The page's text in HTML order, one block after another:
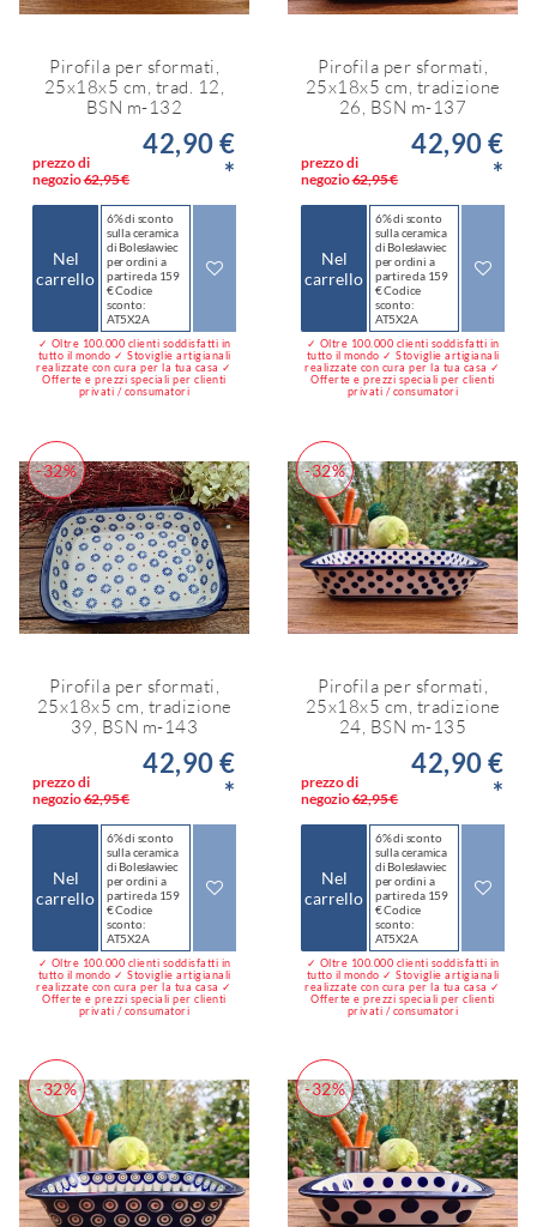
Pirofila per sformati,
25x18x5 cm, trad. 12,
BSN m-132
prezzo di
negozio62,95 €
42,90 €
*
Nel
carrello
6% di sconto
sulla ceramica
di Bolesławiec
per ordini a
partire da 159
€ Codice
sconto:
AT5X2A
✓ Oltre 100.000 clienti soddisfatti in
tutto il mondo ✓ Stoviglie artigianali
realizzate con cura per la tua casa ✓
Offerte e prezzi speciali per clienti
privati / consumatori
Pirofila per sformati,
25x18x5 cm, tradizione
26, BSN m-137
prezzo di
negozio62,95 €
42,90 €
*
Nel
carrello
6% di sconto
sulla ceramica
di Bolesławiec
per ordini a
partire da 159
€ Codice
sconto:
AT5X2A
✓ Oltre 100.000 clienti soddisfatti in
tutto il mondo ✓ Stoviglie artigianali
realizzate con cura per la tua casa ✓
Offerte e prezzi speciali per clienti
privati / consumatori
-32%
Pirofila per sformati,
25x18x5 cm, tradizione
39, BSN m-143
prezzo di
negozio62,95 €
42,90 €
*
Nel
carrello
6% di sconto
sulla ceramica
di Bolesławiec
per ordini a
partire da 159
€ Codice
sconto:
AT5X2A
✓ Oltre 100.000 clienti soddisfatti in
tutto il mondo ✓ Stoviglie artigianali
realizzate con cura per la tua casa ✓
Offerte e prezzi speciali per clienti
privati / consumatori
-32%
Pirofila per sformati,
25x18x5 cm, tradizione
24, BSN m-135
prezzo di
negozio62,95 €
42,90 €
*
Nel
carrello
6% di sconto
sulla ceramica
di Bolesławiec
per ordini a
partire da 159
€ Codice
sconto:
AT5X2A
✓ Oltre 100.000 clienti soddisfatti in
tutto il mondo ✓ Stoviglie artigianali
realizzate con cura per la tua casa ✓
Offerte e prezzi speciali per clienti
privati / consumatori
-32% -32%